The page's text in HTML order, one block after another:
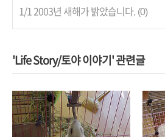
1/1 2003년 새해가 밝았습니다. (0)
'Life Story/토야 이야기' 관련글